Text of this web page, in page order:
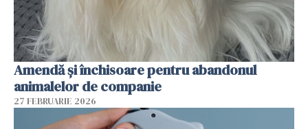
Amendă și închisoare pentru abandonul
animalelor de companie
27 FEBRUARIE 2026